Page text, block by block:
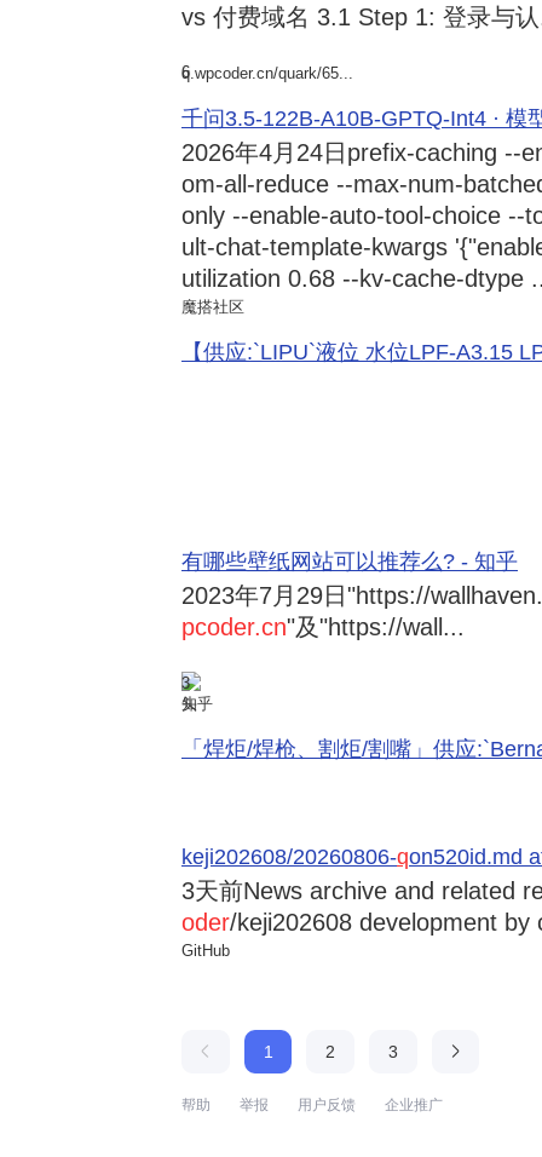
vs 付费域名 3.1 Step 1: 登录与
6
q.wpcoder.cn/quark/65...
千问3.5-122B-A10B-GPTQ-Int4 · 模
2026年4月24日 prefix-caching --
om-all-reduce --max-num-
only --enable-auto-tool-choice --
ult-chat-template-kwargs
utilization 0.68 --kv-cache-dtype
魔搭社区
【供应:`LIPU`液位 水位LPF-A3.15
有哪些壁纸网站可以推荐么? - 知乎
2023年7月29日 "https://
pcoder.cn"及"https://wall...
3
知乎
「焊炬/焊枪、割炬/割嘴」供应
keji202608/20260806-qon520id.md
3天前News archive and related
oder/keji202608 development
GitHub
1 2 3
帮助 举报 用户反馈 企业推广